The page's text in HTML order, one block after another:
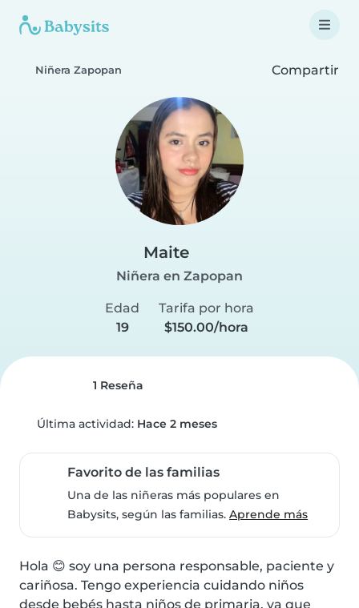
Niñera Zapopan Compartir
Maite
Niñera en Zapopan
Edad
19
Tarifa por hora
$150.00/hora
1 Reseña
Última actividad: Hace 2 meses
Favorito de las familias
Una de las niñeras más populares en
Babysits, según las familias.Aprende más
Hola 😊 soy una persona responsable, paciente y
cariñosa. Tengo experiencia cuidando niños
desde bebés hasta niños de primaria, ya que